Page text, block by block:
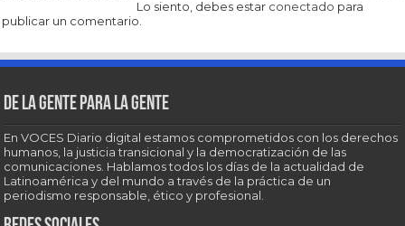
Lo siento, debes estar conectado para
publicar un comentario.
De la gente para la gente
En VOCES Diario digital estamos comprometidos con los derechos
humanos, la justicia transicional y la democratización de las
comunicaciones. Hablamos todos los días de la actualidad de
Latinoamérica y del mundo a través de la práctica de un
periodismo responsable, ético y profesional.